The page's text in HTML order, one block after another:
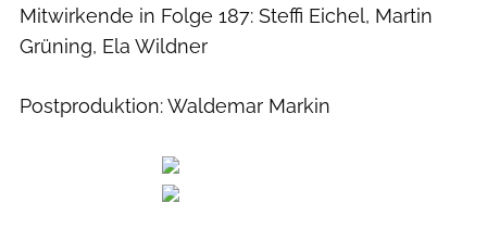
Mitwirkende in Folge 187: Steffi Eichel, Martin
Grüning, Ela Wildner
Postproduktion: Waldemar Markin